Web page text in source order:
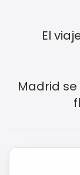
El
Madrid